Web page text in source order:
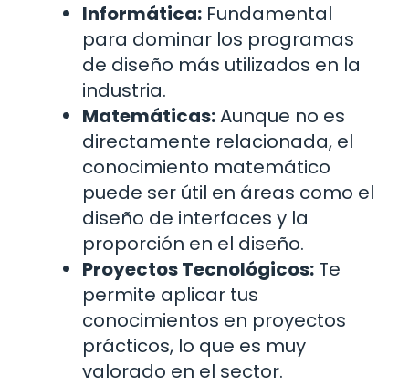
Informática: Fundamental
para dominar los programas
de diseño más utilizados en la
industria.
Matemáticas:Aunque no es
directamente relacionada, el
conocimiento matemático
puede ser útil en áreas como el
diseño de interfaces y la
proporción en el diseño.
Proyectos Tecnológicos: Te
permite aplicar tus
conocimientos en proyectos
prácticos, lo que es muy
valorado en el sector.